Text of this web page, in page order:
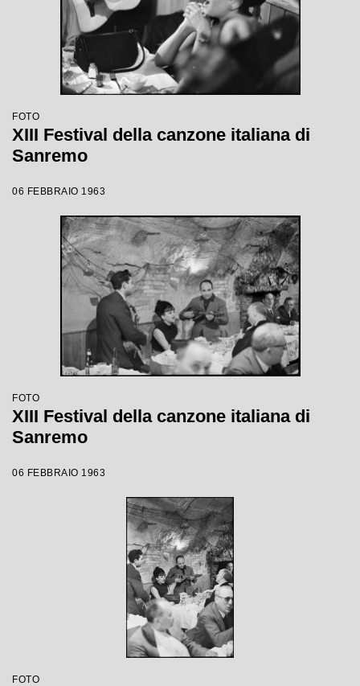
FOTO
XIII Festival della canzone italiana di
Sanremo
06 FEBBRAIO 1963
FOTO
XIII Festival della canzone italiana di
Sanremo
06 FEBBRAIO 1963
FOTO